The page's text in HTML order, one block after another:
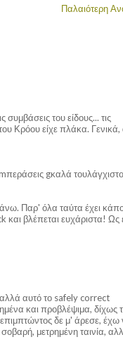
Παλαιότερη
συμβάσεις του είδους... τις
Κρόου είχε πλάκα.
gκαλά
Παρ' όλα ταύτα έχει
και βλέπεται ευχάριστα! Ως
αυτό το safely correct
και προβλέψιμα, δίχως
δε μ' άρεσε, έχω
μετρημένη ταινία,